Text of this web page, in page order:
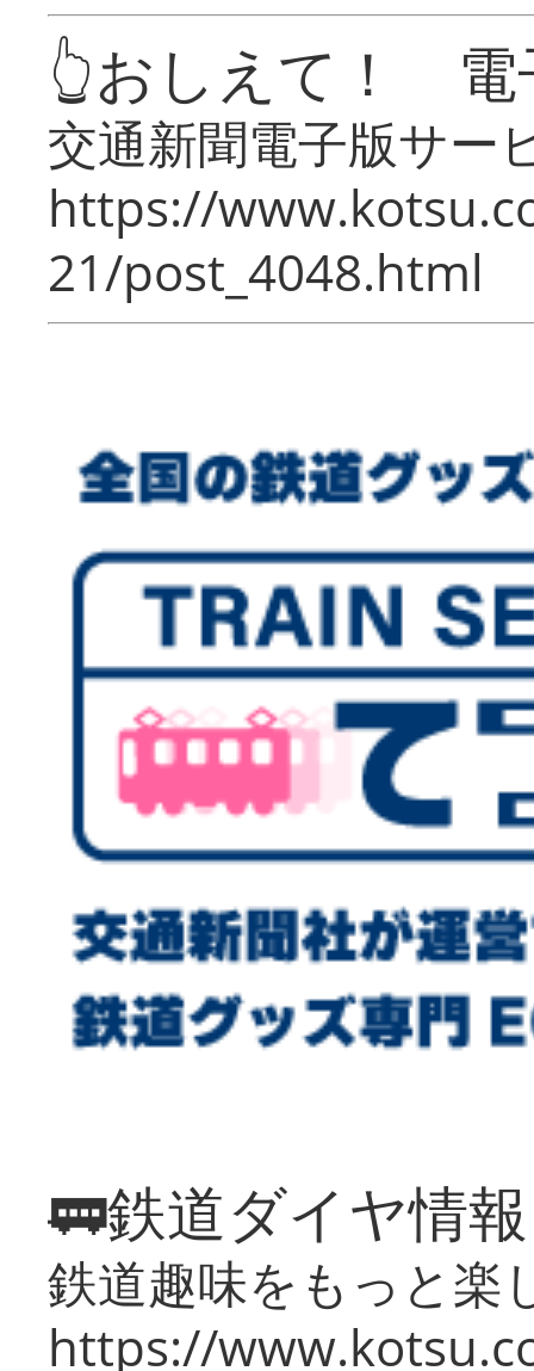
👆おしえて！ 電
交通新聞電子版サー
https://
21/post_4048.html
🚃鉄道ダイヤ情
鉄道趣味をもっと楽
https://